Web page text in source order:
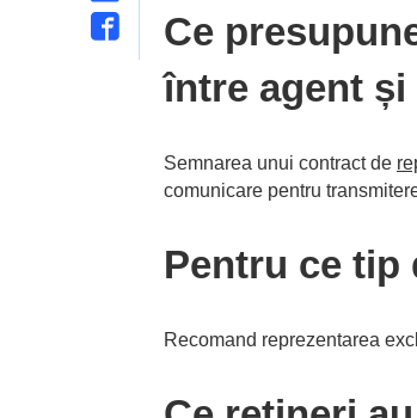
Ce
între agent
Semnarea unui contract de
comunicare pentru
Pentru ce tip
Recomand reprezentarea